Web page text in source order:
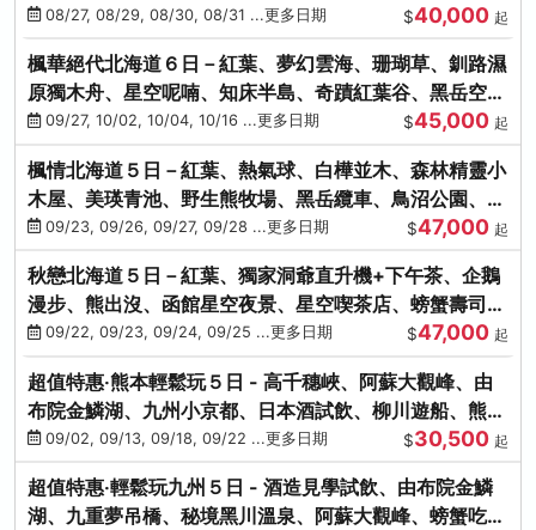
市場08/27, 08/29, 08/30, 08/31 ...更多日期 $40,000 起
楓華絕代北海道６日－紅葉、夢幻雲海、珊瑚草、釧路濕
原獨木舟、星空呢喃、知床半島、奇蹟紅葉谷、黑岳空中
纜車、旭山動物園
09/27, 10/02, 10/04, 10/16 ...更多日期 $45,000 起
楓情北海道５日－紅葉、熱氣球、白樺並木、森林精靈小
木屋、美瑛青池、野生熊牧場、黑岳纜車、鳥沼公園、紅
葉奇蹟谷、螃蟹吃到飽
09/23, 09/26, 09/27, 09/28 ...更多日期 $47,000 起
秋戀北海道５日－紅葉、獨家洞爺直升機+下午茶、企鵝
漫步、熊出沒、函館星空夜景、星空喫茶店、螃蟹壽司、
海膽、三大螃蟹放題
09/22, 09/23, 09/24, 09/25 ...更多日期 $47,000 起
超值特惠‧熊本輕鬆玩５日 - 高千穗峽、阿蘇大觀峰、由
布院金鱗湖、九州小京都、日本酒試飲、柳川遊船、熊本
城、熊本AEON
09/02, 09/13, 09/18, 09/22 ...更多日期 $30,500 起
超值特惠‧輕鬆玩九州５日 - 酒造見學試飲、由布院金鱗
湖、九重夢吊橋、秘境黑川溫泉、阿蘇大觀峰、螃蟹吃到